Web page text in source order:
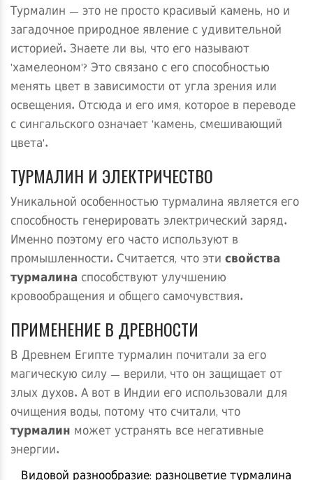
Турмалин — это не просто красивый камень, но и
загадочное природное явление с удивительной
историей. Знаете ли вы, что его называют
'хамелеоном'? Это связано с его способностью
менять цвет в зависимости от угла зрения или
освещения. Отсюда и его имя, которое в переводе
с сингальского означает 'камень, смешивающий
цвета'.
ТУРМАЛИН И ЭЛЕКТРИЧЕСТВО
Уникальной особенностью турмалина является его
способность генерировать электрический заряд.
Именно поэтому его часто используют в
промышленности. Считается, что эти свойства
турмалина способствуют улучшению
кровообращения и общего самочувствия.
ПРИМЕНЕНИЕ В ДРЕВНОСТИ
В Древнем Египте турмалин почитали за его
магическую силу — верили, что он защищает от
злых духов. А вот в Индии его использовали для
очищения воды, потому что считали, что
турмалин может устранять все негативные
энергии.